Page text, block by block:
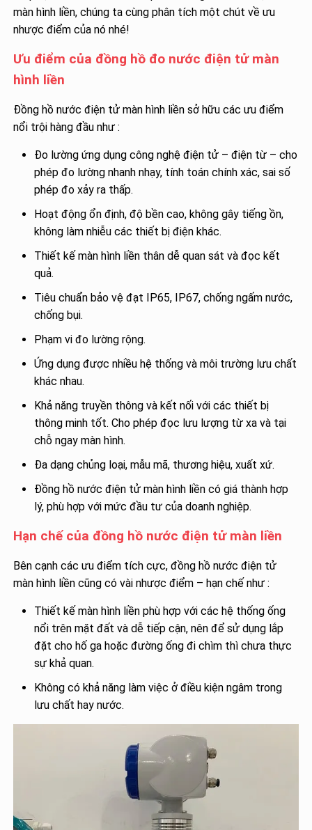
màn hình liền, chúng ta cùng phân tích một chút về ưu
nhược điểm của nó nhé!
Ưu điểm của đồng hồ đo nước điện tử màn
hình liền
Đồng hồ nước điện tử màn hình liền sở hữu các ưu điểm
nổi trội hàng đầu như :
Đo lường ứng dụng công nghệ điện tử – điện từ – cho
phép đo lường nhanh nhạy, tính toán chính xác, sai số
phép đo xảy ra thấp.
Hoạt động ổn định, độ bền cao, không gây tiếng ồn,
không làm nhiễu các thiết bị điện khác.
Thiết kế màn hình liền thân dễ quan sát và đọc kết
quả.
Tiêu chuẩn bảo vệ đạt IP65, IP67, chống ngấm nước,
chống bụi.
Phạm vi đo lường rộng.
Ứng dụng được nhiều hệ thống và môi trường lưu chất
khác nhau.
Khả năng truyền thông và kết nối với các thiết bị
thông minh tốt. Cho phép đọc lưu lượng từ xa và tại
chỗ ngay màn hình.
Đa dạng chủng loại, mẫu mã, thương hiệu, xuất xứ.
Đồng hồ nước điện tử màn hình liền có giá thành hợp
lý, phù hợp với mức đầu tư của doanh nghiệp.
Hạn chế của đồng hồ nước điện tử màn liền
Bên cạnh các ưu điểm tích cực, đồng hồ nước điện tử
màn hình liền cũng có vài nhược điểm – hạn chế như :
Thiết kế màn hình liền phù hợp với các hệ thống ống
nổi trên mặt đất và dễ tiếp cận, nên để sử dụng lắp
đặt cho hố ga hoặc đường ống đi chìm thì chưa thực
sự khả quan.
Không có khả năng làm việc ở điều kiện ngâm trong
lưu chất hay nước.